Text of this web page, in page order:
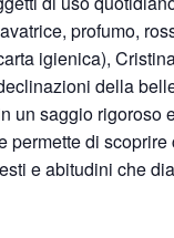
profumo,
igienica),
della
un saggio rigoroso
permette di scoprire
e abitudini che